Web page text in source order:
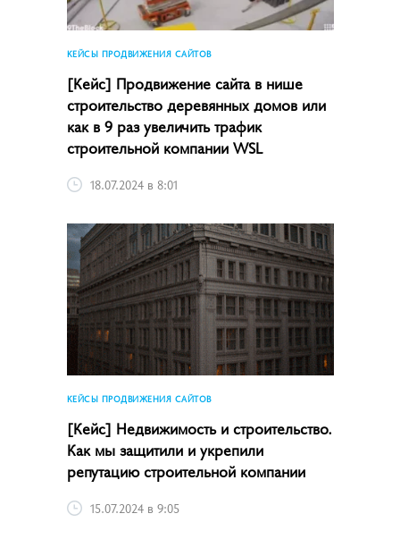
КЕЙСЫ ПРОДВИЖЕНИЯ САЙТОВ
[Кейс] Продвижение сайта в нише
строительство деревянных домов или
как в 9 раз увеличить трафик
строительной компании WSL
18.07.2024 в 8:01
КЕЙСЫ ПРОДВИЖЕНИЯ САЙТОВ
[Кейс] Недвижимость и строительство.
Как мы защитили и укрепили
репутацию строительной компании
15.07.2024 в 9:05